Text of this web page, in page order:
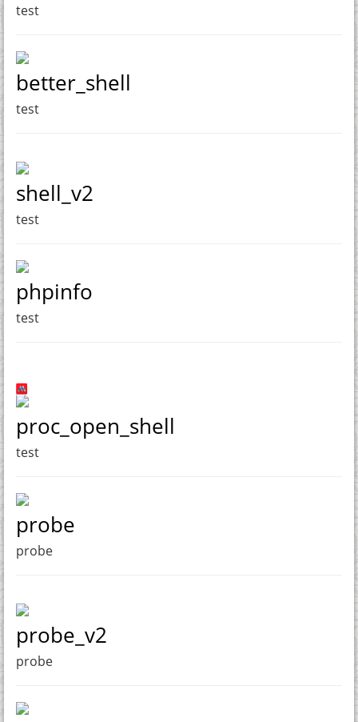
test
better_shell
test
shell_v2
test
phpinfo
test
proc_open_shell
test
probe
probe
probe_v2
probe